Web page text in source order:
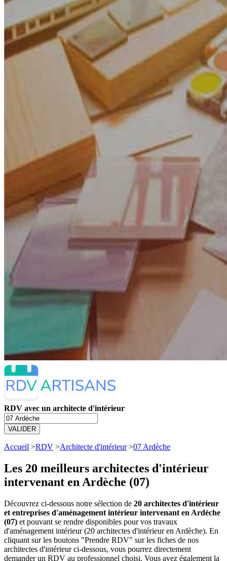
RDV avec un architecte d'intérieur
VALIDER
Accueil >RDV >Architecte d'intérieur>07 Ardèche
Les 20 meilleurs architectes d'intérieur
intervenant en Ardèche (07)
Découvrez ci-dessous notre sélection de 20 architectes d'intérieur
et entreprises d'aménagement intérieur intervenant en Ardèche
(07) et pouvant se rendre disponibles pour vos travaux
d'aménagement intérieur (20 architectes d'intérieur en Ardèche). En
cliquant sur les boutons "Prendre RDV" sur les fiches de nos
architectes d'intérieur ci-dessous, vous pourrez directement
demander un RDV au professionnel choisi. Vous avez également la